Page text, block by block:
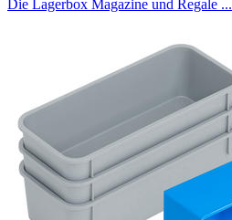
Die Lagerbox Magazine und Regale ...